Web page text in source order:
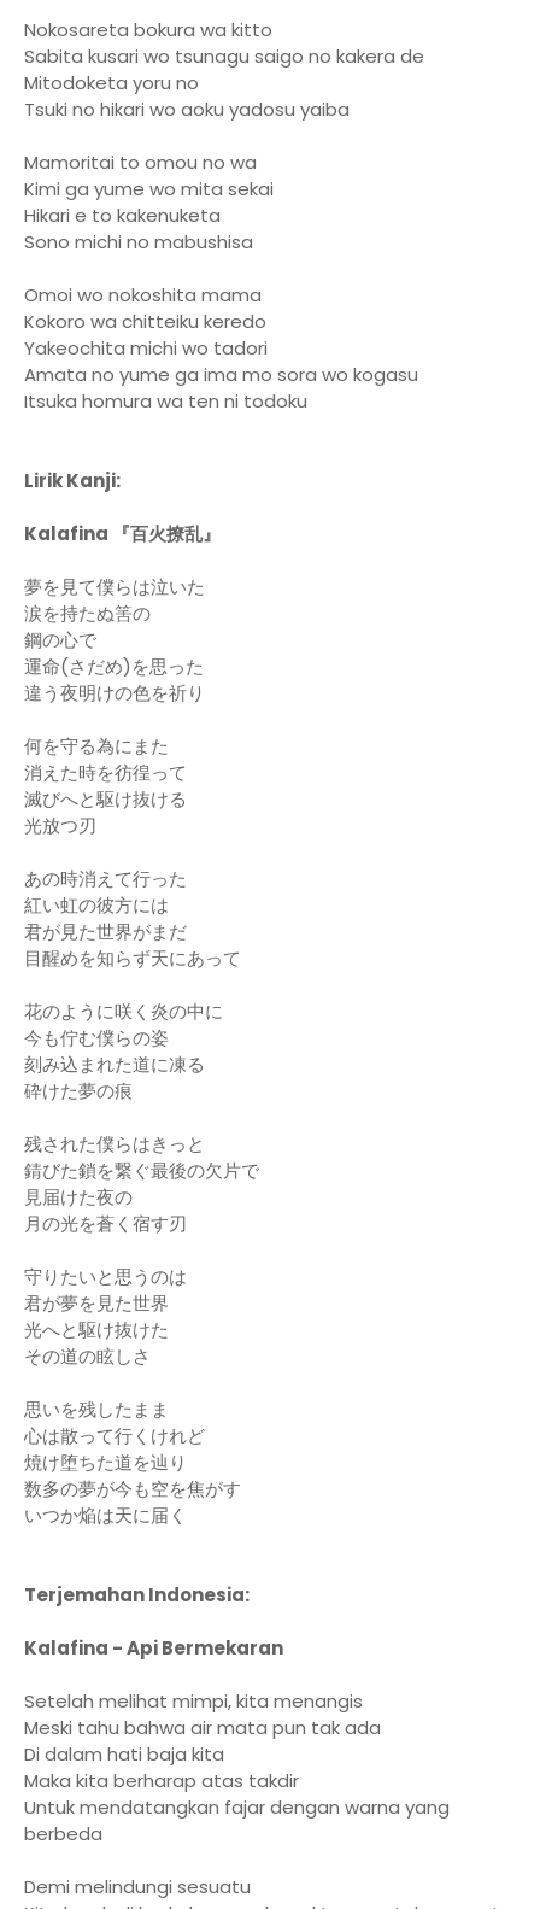
Nokosareta bokura wa kitto
Sabita kusari wo tsunagu saigo no kakera de
Mitodoketa yoru no
Tsuki no hikari wo aoku yadosu yaiba
Mamoritai to omou no wa
Kimi ga yume wo mita sekai
Hikari e to kakenuketa
Sono michi no mabushisa
Omoi wo nokoshita mama
Kokoro wa chitteiku keredo
Yakeochita michi wo tadori
Amata no yume ga ima mo sora wo kogasu
Itsuka homura wa ten ni todoku
Lirik Kanji:
Kalafina 『百火撩乱』
夢を見て僕らは泣いた
涙を持たぬ筈の
鋼の心で
運命(さだめ)を思った
違う夜明けの色を祈り
何を守る為にまた
消えた時を彷徨って
滅びへと駆け抜ける
光放つ刃
あの時消えて行った
紅い虹の彼方には
君が見た世界がまだ
目醒めを知らず天にあって
花のように咲く炎の中に
今も佇む僕らの姿
刻み込まれた道に凍る
砕けた夢の痕
残された僕らはきっと
錆びた鎖を繋ぐ最後の欠片で
見届けた夜の
月の光を蒼く宿す刃
守りたいと思うのは
君が夢を見た世界
光へと駆け抜けた
その道の眩しさ
思いを残したまま
心は散って行くけれど
焼け堕ちた道を辿り
数多の夢が今も空を焦がす
いつか焔は天に届く
Terjemahan Indonesia:
Kalafina - Api Bermekaran
Setelah melihat mimpi, kita menangis
Meski tahu bahwa air mata pun tak ada
Di dalam hati baja kita
Maka kita berharap atas takdir
Untuk mendatangkan fajar dengan warna yang
berbeda
Demi melindungi sesuatu